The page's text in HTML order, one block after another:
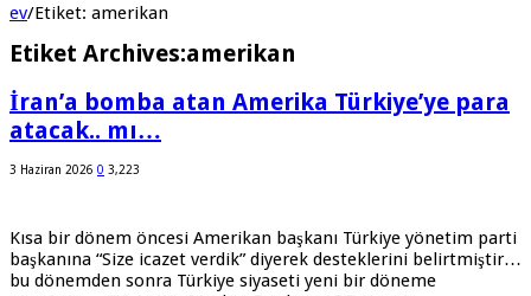
ev/Etiket: amerikan
Etiket Archives:amerikan
İran’a bomba atan Amerika Türkiye’ye para
atacak.. mı…
3 Haziran 2026 0 3,223
Kısa bir dönem öncesi Amerikan başkanı Türkiye yönetim parti
başkanına “Size icazet verdik” diyerek desteklerini belirtmiştir…
bu dönemden sonra Türkiye siyaseti yeni bir döneme